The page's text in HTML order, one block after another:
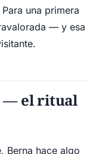
una primera
— y esa
— el ritual
Berna hace algo